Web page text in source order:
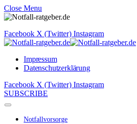
Close Menu
Facebook X (Twitter) Instagram
Impressum
Datenschutzerklärung
Facebook X (Twitter) Instagram
SUBSCRIBE
Notfallvorsorge